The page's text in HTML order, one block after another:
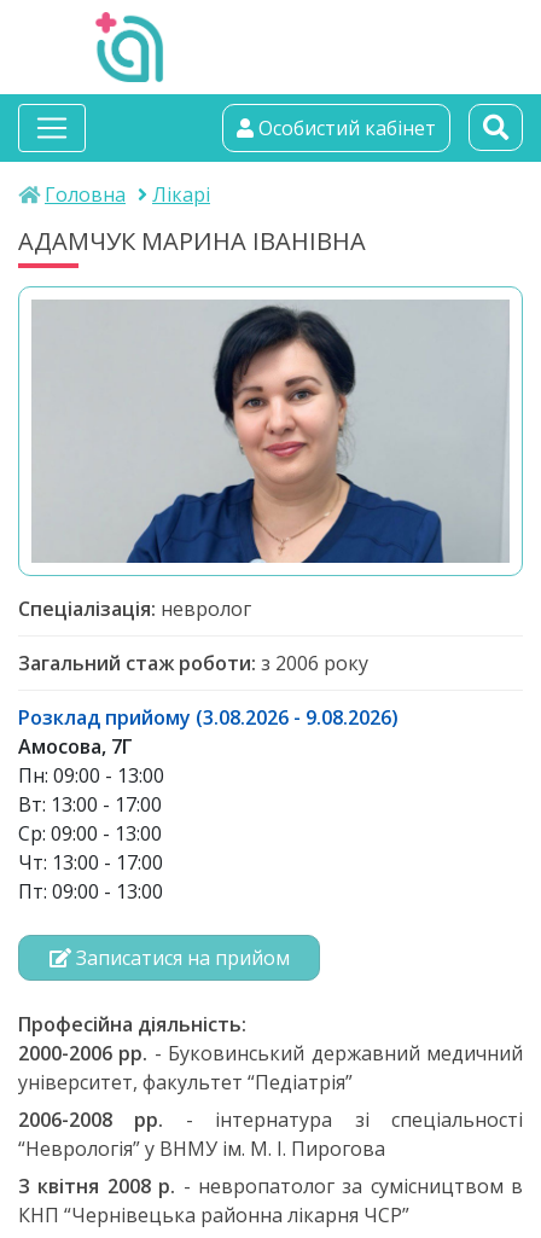
альтамедика
медичний центр
Особистий кабінет
Головна Лікарі
АДАМЧУК МАРИНА ІВАНІВНА
Спеціалізація: невролог
Загальний стаж роботи: з 2006 року
Розклад прийому (3.08.2026 - 9.08.2026)
Амосова, 7Г
Пн: 09:00 - 13:00
Вт: 13:00 - 17:00
Ср: 09:00 - 13:00
Чт: 13:00 - 17:00
Пт: 09:00 - 13:00
Записатися на прийом
Професійна діяльність:
2000-2006 рр. - Буковинський державний медичний
університет, факультет “Педіатрія”
2006-2008 рр. - інтернатура зі спеціальності
“Неврологія” у ВНМУ ім. М. І. Пирогова
З квітня 2008 р. - невропатолог за сумісництвом в
КНП “Чернівецька районна лікарня ЧСР”